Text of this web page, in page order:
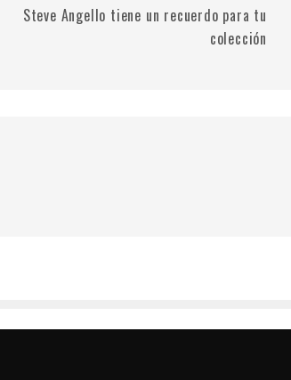
Steve Angello tiene un recuerdo para tu
colección